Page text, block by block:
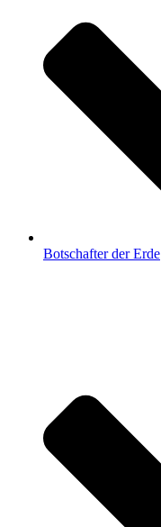
Botschafter der Erde